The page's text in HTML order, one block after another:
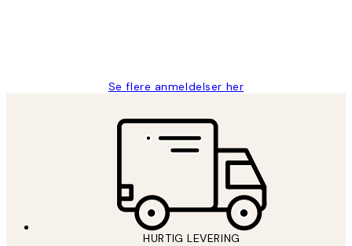
Se flere anmeldelser her
HURTIG LEVERING